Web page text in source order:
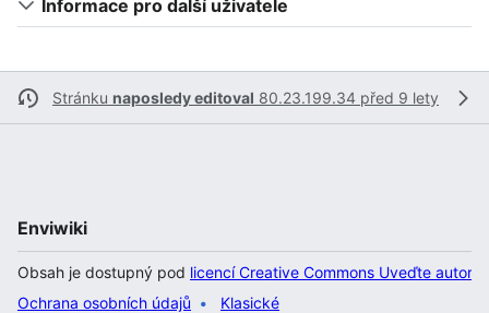
Informace pro další uživatele
Stránku naposledy editoval 80.23.199.34 před 9 lety
Enviwiki
Obsah je dostupný pod licencí Creative Commons Uveďte
Ochrana osobních údajů
Klasické